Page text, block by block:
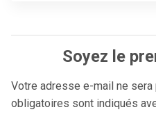
Soyez le
Votre adresse e-mail ne sera
obligatoires sont indiqués